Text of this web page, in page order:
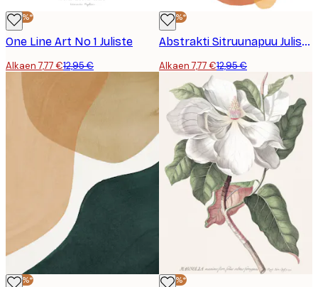
-40%*
One Line Art No 1 Juliste
Alkaen 7,77 €12,95 €
-40%*
Abstrakti Sitruunapuu Juliste
Alkaen 7,77 €12,95 €
-40%* -40%*